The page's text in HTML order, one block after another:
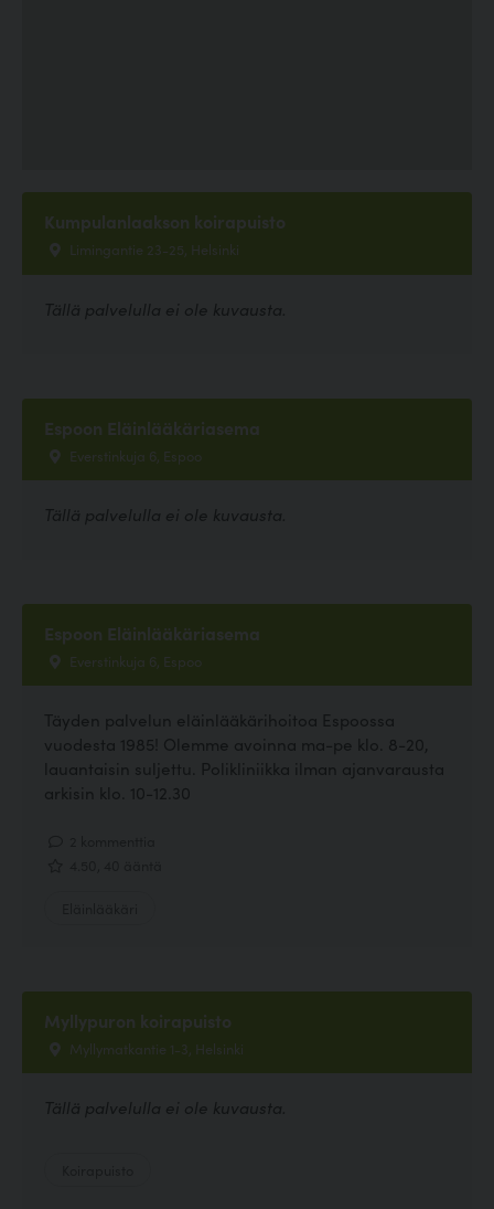
Kumpulanlaakson koirapuisto
Limingantie 23-25, Helsinki
Tällä palvelulla ei ole kuvausta.
Espoon Eläinlääkäriasema
Everstinkuja 6, Espoo
Tällä palvelulla ei ole kuvausta.
Espoon Eläinlääkäriasema
Everstinkuja 6, Espoo
Täyden palvelun eläinlääkärihoitoa Espoossa
vuodesta 1985! Olemme avoinna ma-pe klo. 8-20,
lauantaisin suljettu. Polikliniikka ilman ajanvarausta
arkisin klo. 10-12.30
Myllypuron koirapuisto
Myllymatkantie 1-3, Helsinki
Tällä palvelulla ei ole kuvausta.